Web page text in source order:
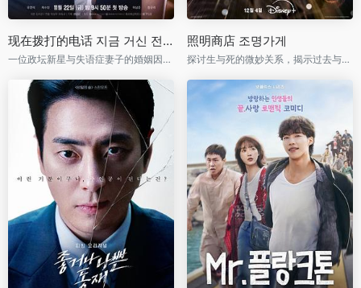
现在拨打的电话 지금 거신 전화는
一位政坛新星与失语症妻子的婚姻因绑匪电话而崩溃，生活陷入巨大变故
照明商店 조명가게
探讨生与死的微妙关系，揭示过去与现在的交错故事